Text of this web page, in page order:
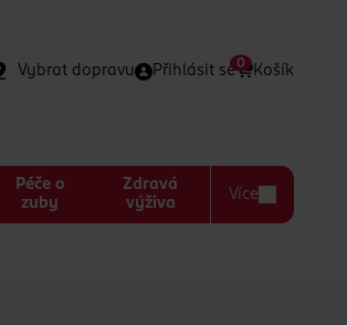
Vybrat dopravu Přihlásit se Košík
0
Péče o
zuby
Zdravá
výživa
Více